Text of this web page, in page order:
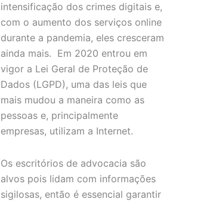
intensificação dos crimes digitais e,
com o aumento dos serviços online
durante a pandemia, eles cresceram
ainda mais. Em 2020 entrou em
vigor a Lei Geral de Proteção de
Dados (LGPD), uma das leis que
mais mudou a maneira como as
pessoas e, principalmente
empresas, utilizam a Internet.
Os escritórios de advocacia são
alvos pois lidam com informações
sigilosas, então é essencial garantir